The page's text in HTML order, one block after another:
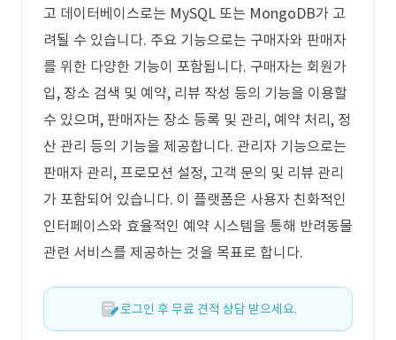
고 데이터베이스로는 MySQL 또는 MongoDB가 고
려될 수 있습니다. 주요 기능으로는 구매자와 판매자
를 위한 다양한 기능이 포함됩니다. 구매자는 회원가
입, 장소 검색 및 예약, 리뷰 작성 등의 기능을 이용할
수 있으며, 판매자는 장소 등록 및 관리, 예약 처리, 정
산 관리 등의 기능을 제공합니다. 관리자 기능으로는
판매자 관리, 프로모션 설정, 고객 문의 및 리뷰 관리
가 포함되어 있습니다. 이 플랫폼은 사용자 친화적인
인터페이스와 효율적인 예약 시스템을 통해 반려동물
관련 서비스를 제공하는 것을 목표로 합니다.
로그인 후 무료 견적 상담 받으세요.